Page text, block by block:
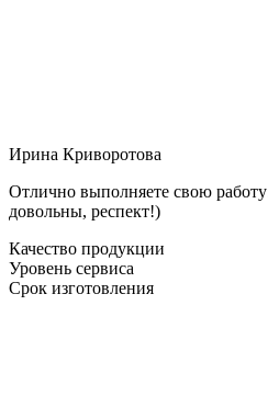
Ирина Криворотова
Отлично выполняете свою
довольны, респект!)
Качество продукции
Уровень сервиса
Срок изготовления